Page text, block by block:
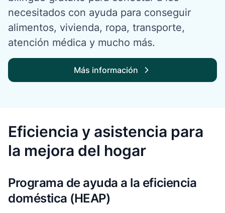
necesitados con ayuda para conseguir
alimentos, vivienda, ropa, transporte,
atención médica y mucho más.
Más información
Eficiencia y asistencia para
la mejora del hogar
Programa de ayuda a la eficiencia
doméstica (HEAP)